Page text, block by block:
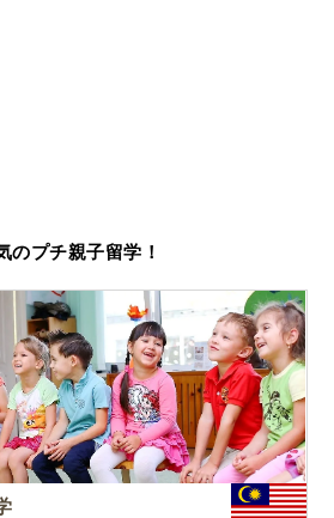
うとても美しい表現をします
国ですが、薬や医者に頼りすぎ
。
ら、薬を飲む
のプチ親子留学！